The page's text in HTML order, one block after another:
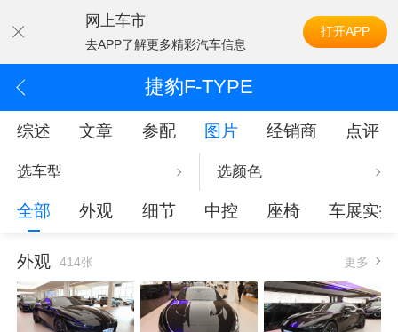
网上车市
去APP了解更多精彩汽车信息
打开APP
捷豹F-TYPE
综述 文章 参配 图片 经销商 点评
选车型 选颜色
全部 外观 细节 中控 座椅 车展实拍
外观 414张 更多